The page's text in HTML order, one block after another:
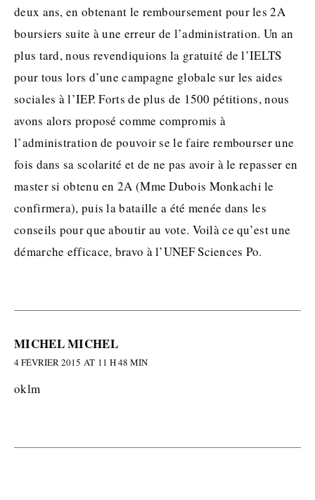
deux ans, en obtenant le remboursement pour les 2A
boursiers suite à une erreur de l’administration. Un an
plus tard, nous revendiquions la gratuité de l’IELTS
pour tous lors d’une campagne globale sur les aides
sociales à l’IEP. Forts de plus de 1500 pétitions, nous
avons alors proposé comme compromis à
l’administration de pouvoir se le faire rembourser une
fois dans sa scolarité et de ne pas avoir à le repasser en
master si obtenu en 2A (Mme Dubois Monkachi le
confirmera), puis la bataille a été menée dans les
conseils pour que aboutir au vote. Voilà ce qu’est une
démarche efficace, bravo à l’UNEF Sciences Po.
MICHEL MICHEL
4 FÉVRIER 2015 AT 11 H 48 MIN
oklm